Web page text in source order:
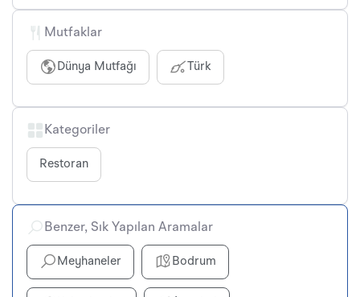
Mutfaklar
Dünya Mutfağı Türk
Kategoriler
Restoran
Benzer, Sık Yapılan Aramalar
Meyhaneler Bodrum